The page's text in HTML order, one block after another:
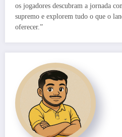
os jogadores descubram a jornada
supremo e explorem tudo o que o
oferecer.”